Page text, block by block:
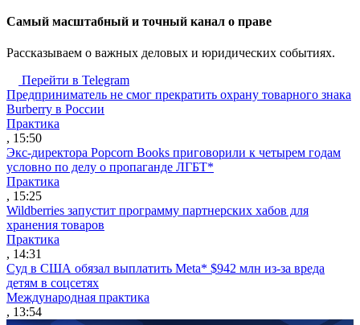
Cамый масштабный и точный канал о праве
Рассказываем о важных деловых и юридических событиях.
Перейти в Telegram
Предприниматель не смог прекратить охрану товарного знака
Burberry в России
Практика
, 15:50
Экс-директора Popcorn Books приговорили к четырем годам
условно по делу о пропаганде ЛГБТ*
Практика
, 15:25
Wildberries запустит программу партнерских хабов для
хранения товаров
Практика
, 14:31
Суд в США обязал выплатить Meta* $942 млн из-за вреда
детям в соцсетях
Международная практика
, 13:54